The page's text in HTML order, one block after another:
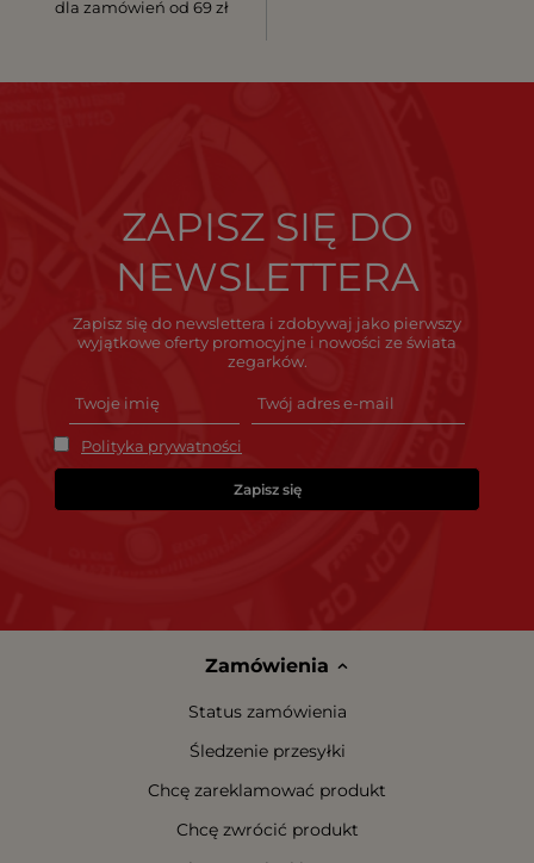
dla zamówień od 69 zł
ZAPISZ SIĘ DO
NEWSLETTERA
Zapisz się do newslettera i zdobywaj jako pierwszy
wyjątkowe oferty promocyjne i nowości ze świata
zegarków.
Polityka prywatności
Zapisz się
Zamówienia
Status zamówienia
Śledzenie przesyłki
Chcę zareklamować produkt
Chcę zwrócić produkt